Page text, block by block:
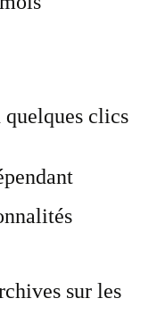
clics
sur les